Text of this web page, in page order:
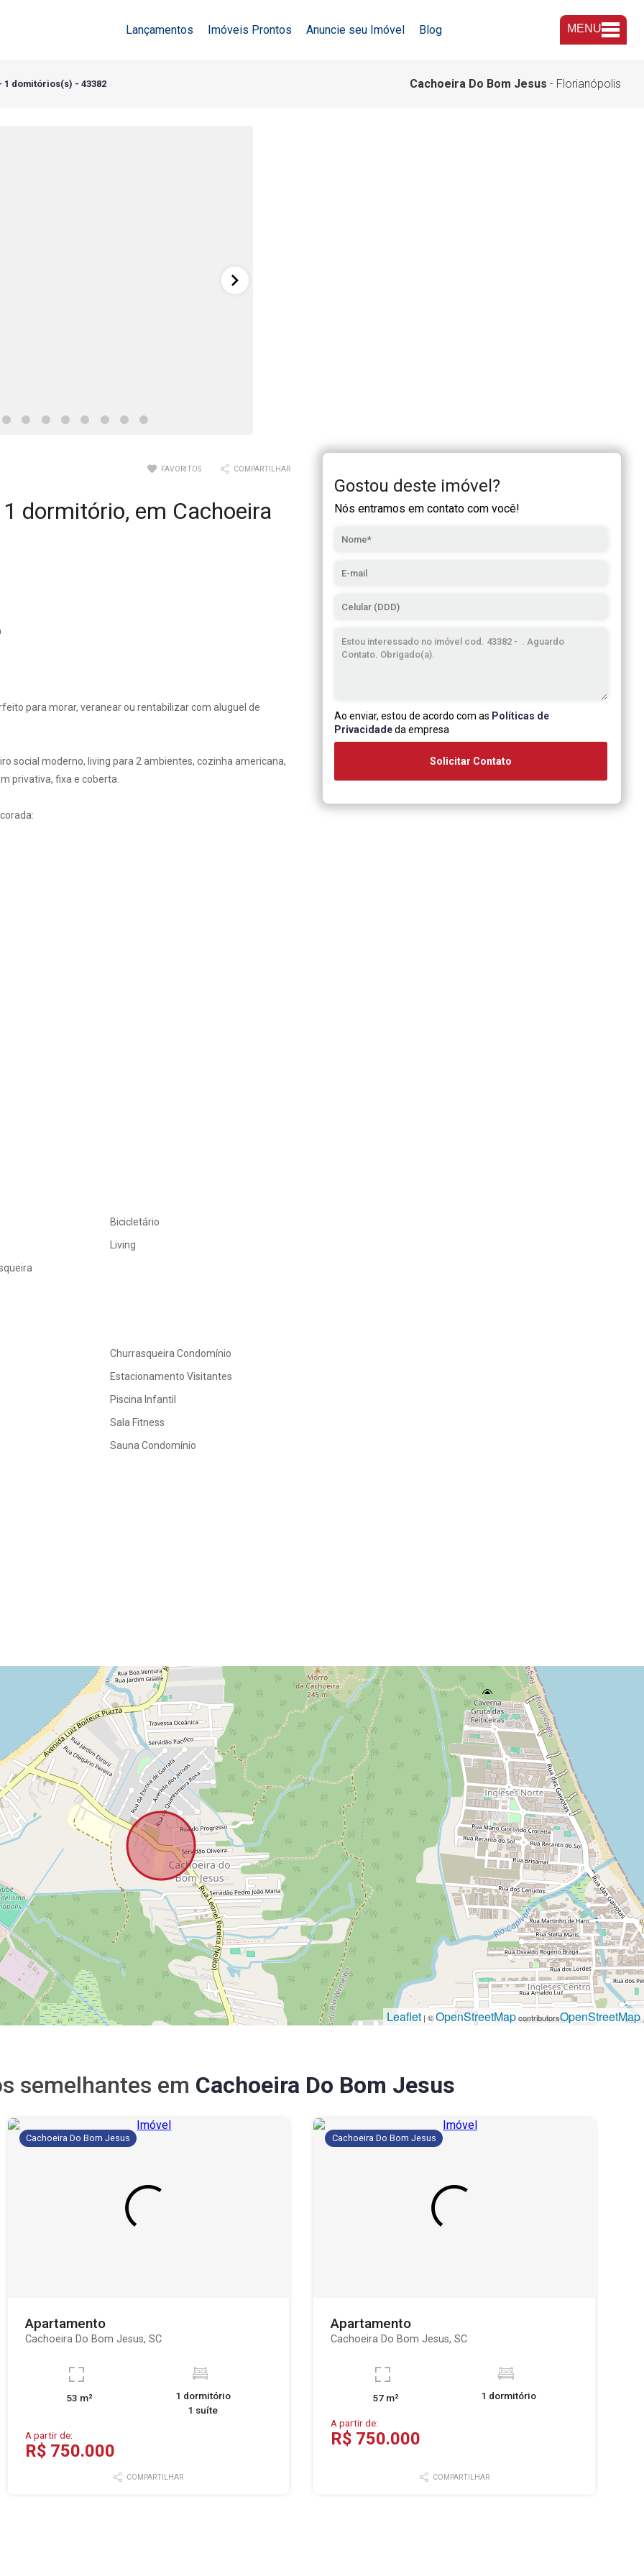
Lançamentos Imóveis Prontos Anuncie seu Imóvel Blog MENU
1 domitórios(s) - 43382 Cachoeira Do Bom Jesus - Florianópolis
FAVORITOS COMPARTILHAR
dormitório, em Cachoeira
para morar, veranear ou rentabilizar com aluguel de
social moderno, living para 2 ambientes, cozinha americana,
privativa, fixa e coberta.
Bicicletário
Living
Churrasqueira Condomínio
Estacionamento Visitantes
Piscina Infantil
Sala Fitness
Sauna Condomínio
Gostou deste imóvel?
Nós entramos em contato com você!
Ao enviar, estou de acordo com as Políticas de
Privacidadeda empresa
Solicitar Contato
Leaflet | ©OpenStreetMapcontributorsOpenStreetMap
semelhantes em Cachoeira Do Bom Jesus
Cachoeira Do Bom Jesus
Apartamento
Cachoeira Do Bom Jesus, SC
53 m²
1 dormitório
1 suíte
A partir de:
R$ 750.000
COMPARTILHAR
Cachoeira Do Bom Jesus
Apartamento
Cachoeira Do Bom Jesus, SC
57 m² 1 dormitório
A partir de:
R$ 750.000
COMPARTILHAR